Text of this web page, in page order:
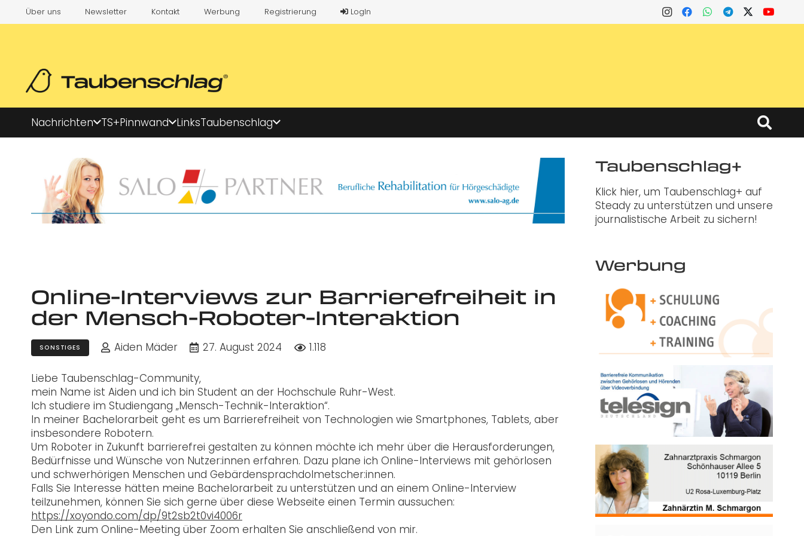
Über uns Newsletter Kontakt Werbung Registrierung LogIn
Nachrichten TS+Pinnwand LinksTaubenschlag
Online-Interviews zur Barrierefreiheit in
der Mensch-Roboter-Interaktion
SONSTIGES Aiden Mäder 27. August 2024 1.118
Liebe Taubenschlag-Community,
mein Name ist Aiden und ich bin Student an der Hochschule Ruhr-West.
Ich studiere im Studiengang „Mensch-Technik-Interaktion“.
In meiner Bachelorarbeit geht es um Barrierefreiheit von Technologien wie Smartphones, Tablets, aber
insbesondere Robotern.
Um Roboter in Zukunft barrierefrei gestalten zu können möchte ich mehr über die Herausforderungen,
Bedürfnisse und Wünsche von Nutzer:innen erfahren. Dazu plane ich Online-Interviews mit gehörlosen
und schwerhörigen Menschen und Gebärdensprachdolmetscher:innen.
Falls Sie Interesse hätten meine Bachelorarbeit zu unterstützen und an einem Online-Interview
teilzunehmen, können Sie sich gerne über diese Webseite einen Termin aussuchen:
https://xoyondo.com/dp/9t2sb2t0vi4006r
Den Link zum Online-Meeting über Zoom erhalten Sie anschließend von mir.
Taubenschlag+
Klick hier, um Taubenschlag+ auf
Steady zu unterstützen und unsere
journalistische Arbeit zu sichern!
Werbung